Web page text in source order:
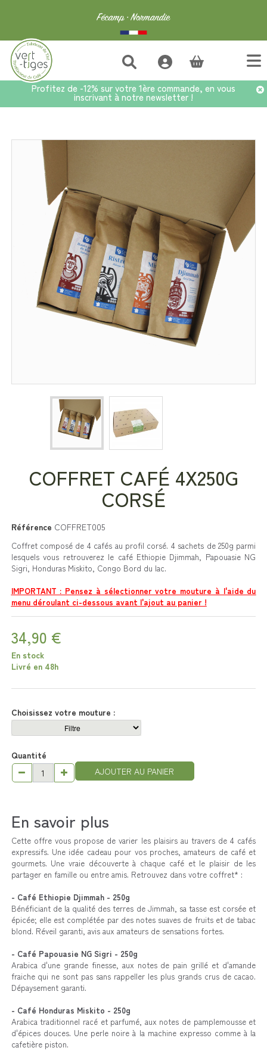
Profitez de -12% sur votre 1ère commande, en vous
inscrivant à notre newsletter !
Coffrets cadeaux café > Coffret Café 4x250g Corsé
COFFRET CAFÉ 4X250G
CORSÉ
Référence COFFRET005
Coffret composé de 4 cafés au profil corsé. 4 sachets de 250g parmi
lesquels vous retrouverez le café Ethiopie Djimmah, Papouasie NG
Sigri, Honduras Miskito, Congo Bord du lac.
IMPORTANT : Pensez à sélectionner votre mouture à l'aide du
menu déroulant ci-dessous avant l'ajout au panier !
34,90 €
En stock
Livré en 48h
Choisissez votre mouture :
Quantité
AJOUTER AU PANIER
En savoir plus
Cette offre vous propose de varier les plaisirs au travers de 4 cafés
expressifs. Une idée cadeau pour vos proches, amateurs de café et
gourmets. Une vraie découverte à chaque café et le plaisir de les
partager en famille ou entre amis. Retrouvez dans votre coffret* :
- Café Ethiopie Djimmah - 250g
Bénéficiant de la qualité des terres de Jimmah, sa tasse est corsée et
épicée; elle est complétée par des notes suaves de fruits et de tabac
blond. Réveil garanti, avis aux amateurs de sensations fortes.
- Café Papouasie NG Sigri - 250g
Arabica d'une grande finesse, aux notes de pain grillé et d'amande
fraiche qui ne sont pas sans rappeller les plus grands crus de cacao.
Dépaysement garanti.
- Café Honduras Miskito - 250g
Arabica traditionnel racé et parfumé, aux notes de pamplemousse et
d'épices douces. Une perle noire à la machine expresso comme à la
cafetière piston.